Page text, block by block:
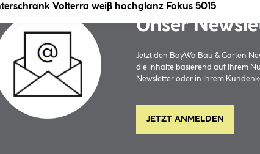
Volterra weiß hochglanz Fokus 5015
Unser
Jetzt den BayWa Bau & Garten
die Inhalte basierend auf Ihrem
Newsletter oder in Ihrem
JETZT ANMELDEN